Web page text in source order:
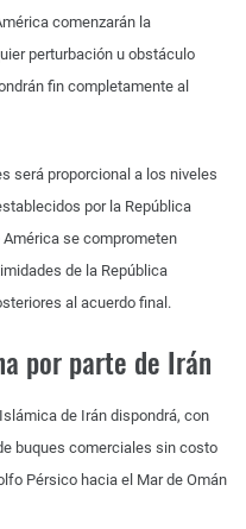
comenzarán la
perturbación u obstáculo
fin completamente al
será proporcional a los niveles
por la República
se comprometen
de la República
al acuerdo final.
por parte de Irán
de Irán dispondrá, con
buques comerciales sin costo
Pérsico hacia el Mar de Omán